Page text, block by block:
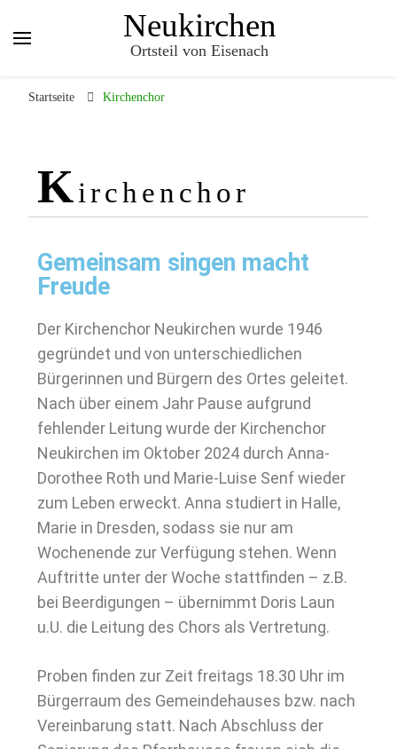
Neukirchen
Ortsteil von Eisenach
Startseite Kirchenchor
Kirchenchor
Gemeinsam singen macht
Freude
Der Kirchenchor Neukirchen wurde 1946
gegründet und von unterschiedlichen
Bürgerinnen und Bürgern des Ortes geleitet.
Nach über einem Jahr Pause aufgrund
fehlender Leitung wurde der Kirchenchor
Neukirchen im Oktober 2024 durch Anna-
Dorothee Roth und Marie-Luise Senf wieder
zum Leben erweckt. Anna studiert in Halle,
Marie in Dresden, sodass sie nur am
Wochenende zur Verfügung stehen. Wenn
Auftritte unter der Woche stattfinden – z.B.
bei Beerdigungen – übernimmt Doris Laun
u.U. die Leitung des Chors als Vertretung.
Proben finden zur Zeit freitags 18.30 Uhr im
Bürgerraum des Gemeindehauses bzw. nach
Vereinbarung statt. Nach Abschluss der